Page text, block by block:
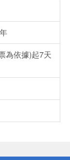
為依據)起7天